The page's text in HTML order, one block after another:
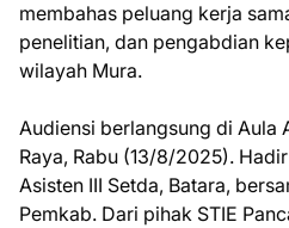
membahas peluang kerja
penelitian, dan pengabdian
wilayah Mura.
Audiensi berlangsung di Aula
Raya, Rabu (13/8/2025).
Asisten III Setda, Batara,
Pemkab. Dari pihak STIE